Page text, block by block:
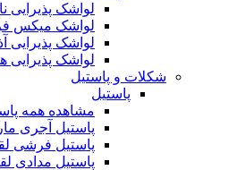
لواشک پذیرایی
لواشک میکس
لواشک پذیرایی
لواشک پذیرایی
شکلات و پاستیل
پاستیل
مشاهده همه
پاستیل آجری
پاستیل فرشی
پاستیل مدادی